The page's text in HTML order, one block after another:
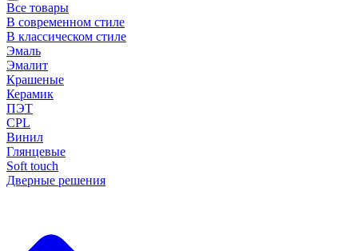
Все товары
В современном стиле
В классическом стиле
Эмаль
Эмалит
Крашеные
Керамик
ПЭТ
CPL
Винил
Глянцевые
Soft touch
Дверные решения